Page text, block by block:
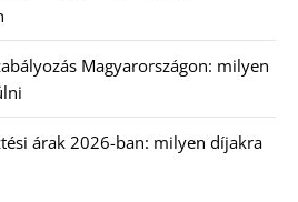
Magyarországon: milyen
árak 2026-ban: milyen díjakra